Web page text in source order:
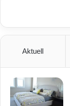
Aktuell